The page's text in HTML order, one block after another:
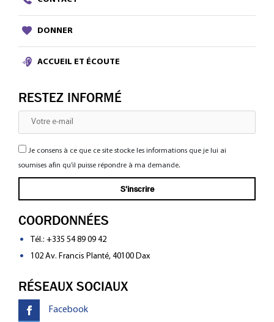
DONNER
ACCUEIL ET ÉCOUTE
RESTEZ INFORMÉ
Je consens à ce que ce site stocke les informations que je lui ai
soumises afin qu’il puisse répondre à ma demande.
COORDONNÉES
Tél.: +335 54 89 09 42
102 Av. Francis Planté, 40100 Dax
RÉSEAUX SOCIAUX
Facebook